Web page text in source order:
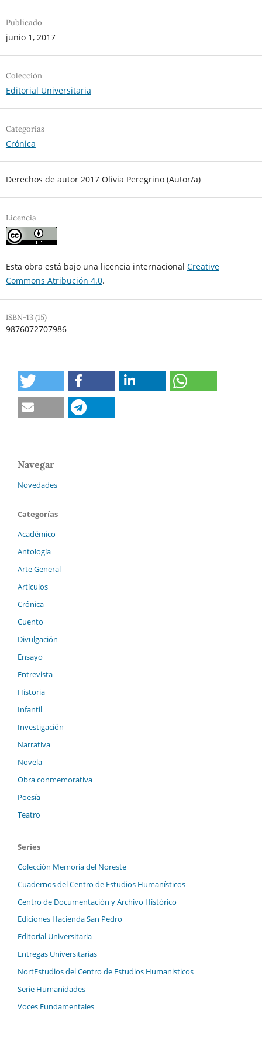
Publicado
junio 1, 2017
Colección
Editorial Universitaria
Categorías
Crónica
Derechos de autor 2017 Olivia Peregrino (Autor/a)
Licencia
Esta obra está bajo una licencia internacional Creative
Commons Atribución 4.0.
ISBN-13 (15)
9876072707986
Navegar
Novedades
Categorías
Académico
Antología
Arte General
Artículos
Crónica
Cuento
Divulgación
Ensayo
Entrevista
Historia
Infantil
Investigación
Narrativa
Novela
Obra conmemorativa
Poesía
Teatro
Series
Colección Memoria del Noreste
Cuadernos del Centro de Estudios Humanísticos
Centro de Documentación y Archivo Histórico
Ediciones Hacienda San Pedro
Editorial Universitaria
Entregas Universitarias
NortEstudios del Centro de Estudios Humanisticos
Serie Humanidades
Voces Fundamentales